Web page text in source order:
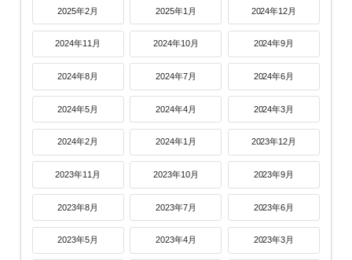
2025年2月 2025年1月 2024年12月
2024年11月 2024年10月 2024年9月
2024年8月 2024年7月 2024年6月
2024年5月 2024年4月 2024年3月
2024年2月 2024年1月 2023年12月
2023年11月 2023年10月 2023年9月
2023年8月 2023年7月 2023年6月
2023年5月 2023年4月 2023年3月